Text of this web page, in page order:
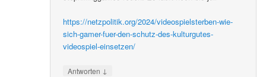
https://netzpolitik.org/2024/videospielsterben-wie-
sich-gamer-fuer-den-schutz-des-kulturgutes-
videospiel-einsetzen/
Antworten ↓